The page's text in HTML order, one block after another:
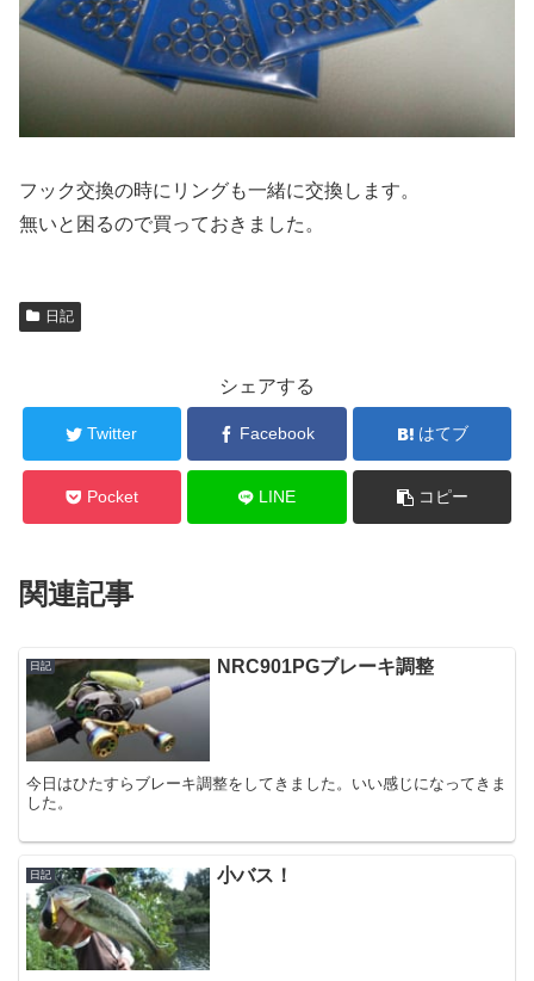
フック交換の時にリングも一緒に交換します。
無いと困るので買っておきました。
日記
シェアする
Twitter Facebook はてブ
Pocket LINE コピー
関連記事
日記 NRC901PGブレーキ調整
今日はひたすらブレーキ調整をしてきました。いい感じになってきま
した。
日記 小バス！